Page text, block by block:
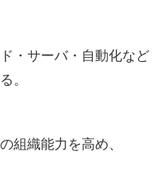
・サーバ・自動化など
。
組織能力を高め、